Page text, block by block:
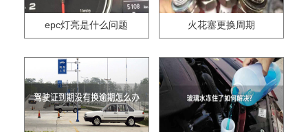
epc灯亮是什么问题 火花塞更换周期